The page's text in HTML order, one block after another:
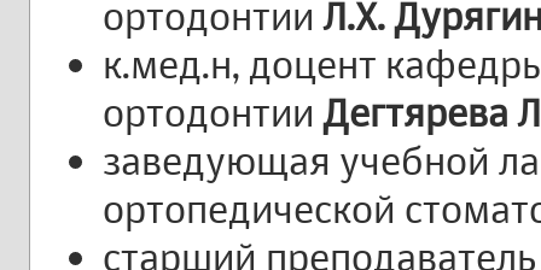
ортодонтии Л.Х.
к.мед.н, доцент
ортодонтии Дегтярева
заведующая учебной
ортопедической
старший